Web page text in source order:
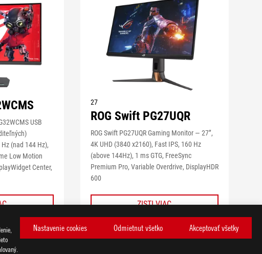
Nastavenie cookies Odmietnut všetko Akceptovať všetky
USB
(nad 144 Hz),
Low Motion
Center,
27
ROG Swift PG27UQR
ROG Swift PG27UQR Gaming Monitor — 27”,
4K UHD (3840 x2160), Fast IPS, 160 Hz
(above 144Hz), 1 ms GTG, FreeSync
Premium Pro, Variable Overdrive, DisplayHDR
600
MENEJ